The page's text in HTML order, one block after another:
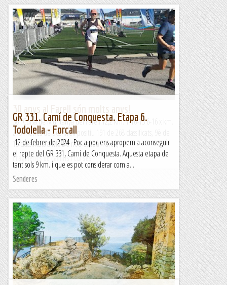
30ª Cursa de Muntanya del Farell 12,2 km. 1-16-13 6-16 x km.
279 metres de desnivell positiu 191 de 268 classificats, 9è de
18 classificats a M6 De nou estic al Farell, i...
Fragments de camins i curses
GR 331. Camí de Conquesta. Etapa 6.
Todolella - Forcall
12 de febrer de 2024 Poc a poc ens apropem a aconseguir
el repte del GR 331, Camí de Conquesta. Aquesta etapa de
tant sols 9 km. i que es pot considerar com a...
Senderes